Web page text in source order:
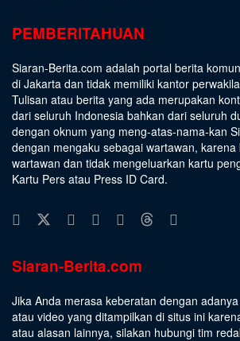
PEMBERITAHUAN
Siaran-Berita.com adalah portal berita
di Jakarta dan tidak memiliki kantor
Tulisan atau berita yang ada merupakan
dari seluruh Indonesia bahkan dari seluruh
dengan oknum yang meng-atas-nama-kan
dengan mengaku sebagai wartawan,
wartawan dan tidak mengeluarkan kartu
Kartu Pers atau Press ID Card.
Siaran-Berita.com
Jika Anda merasa keberatan dengan
atau video yang ditampilkan di situs ini
atau alasan lainnya, silakan hubungi tim